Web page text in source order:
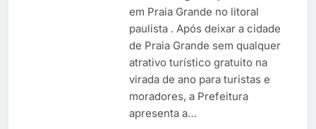
em Praia Grande no litoral
paulista . Após deixar a cidade
de Praia Grande sem qualquer
atrativo turístico gratuito na
virada de ano para turistas e
moradores, a Prefeitura
apresenta a…